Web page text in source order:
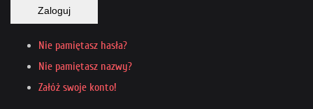
Zaloguj
Nie pamiętasz hasła?
Nie pamiętasz nazwy?
Załóż swoje konto!